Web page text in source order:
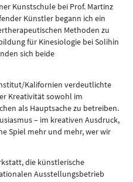
Kunstschule bei Prof. Martinz
Künstler begann ich ein
Methoden zu
für Kinesiologie bei Solihin
sich beide
Kalifornien verdeutlichte
Kreativität sowohl im
als Hauptsache zu betreiben.
– im kreativen Ausdruck,
Spiel mehr und mehr, wer wir
die künstlerische
Ausstellungsbetrieb